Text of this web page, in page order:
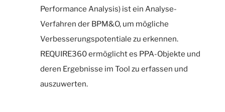
Performance Analysis) ist ein Analyse-
Verfahren der BPM&O, um mögliche
Verbesserungspotentiale zu erkennen.
REQUIRE360 ermöglicht es PPA-Objekte und
deren Ergebnisse im Tool zu erfassen und
auszuwerten.